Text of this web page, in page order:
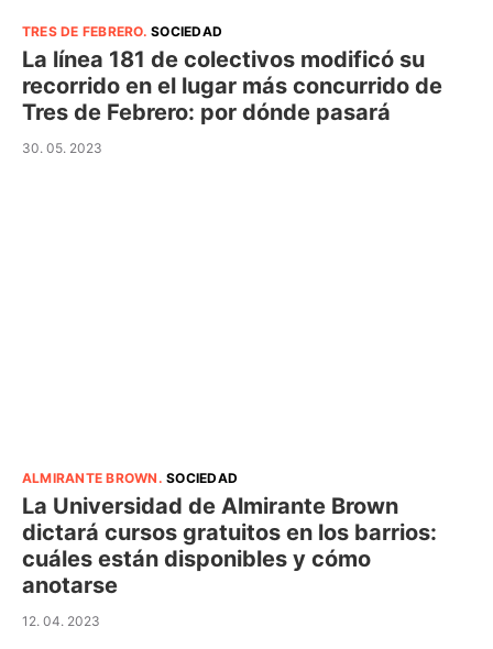
TRES DE FEBRERO.SOCIEDAD
La línea 181 de colectivos modificó su
recorrido en el lugar más concurrido de
Tres de Febrero: por dónde pasará
30. 05. 2023
ALMIRANTE BROWN .SOCIEDAD
La Universidad de Almirante Brown
dictará cursos gratuitos en los barrios:
cuáles están disponibles y cómo
anotarse
12. 04. 2023